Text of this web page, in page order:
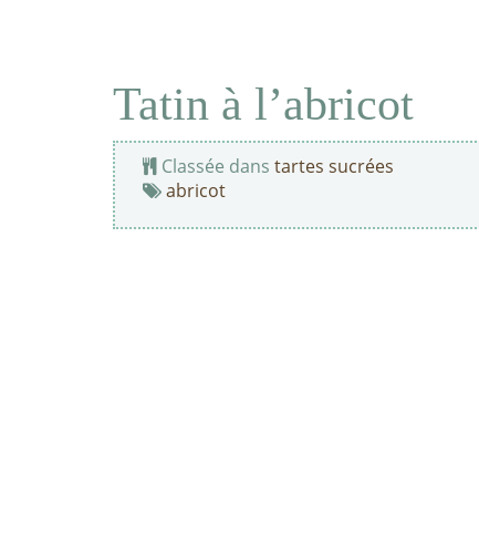
Tatin à l’abricot
Classée dans tartes sucrées
abricot